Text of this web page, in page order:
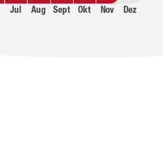
Jul Aug Sept Okt Nov Dez